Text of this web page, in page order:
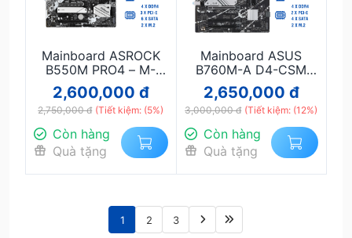
Mainboard ASROCK
B550M PRO4 – M-
ATX, PCIe 4.0, hỗ trợ
Ryzen 3000–5000,
hiệu năng ổn định
2,600,000 đ
2,750,000 đ (Tiết kiệm: (5%)
Còn hàng
Quà tặng
Mainboard ASUS
B760M-A D4-CSM
DDR4 – mATX, Socket
LGA1700, Intel B760,
DDR4 128 GB, ổn định
& bền
2,650,000 đ
3,000,000 đ (Tiết kiệm: (12%)
Còn hàng
Quà tặng
1 2 3